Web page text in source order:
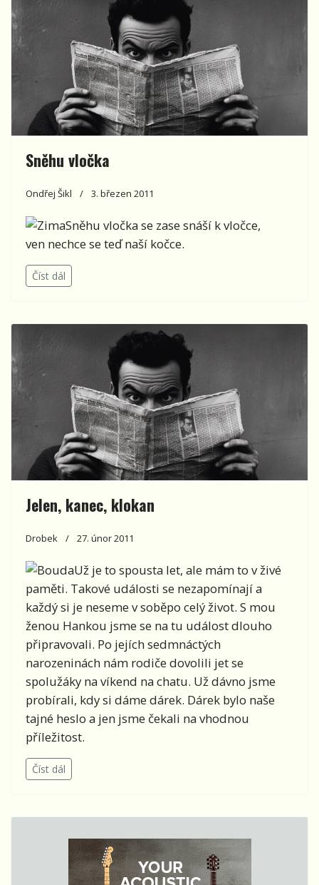
Sněhu vločka
Ondřej Šikl 3. březen 2011
Sněhu vločka se zase snáší k vločce,
ven nechce se teď naší kočce.
Číst dál
Jelen, kanec, klokan
Drobek 27. únor 2011
Už je to spousta let, ale mám to v živé
paměti. Takové události se nezapomínají a
každý si je neseme v soběpo celý život. S mou
ženou Hankou jsme se na tu událost dlouho
připravovali. Po jejích sedmnáctých
narozeninách nám rodiče dovolili jet se
spolužáky na víkend na chatu. Už dávno jsme
probírali, kdy si dáme dárek. Dárek bylo naše
tajné heslo a jen jsme čekali na vhodnou
příležitost.
Číst dál